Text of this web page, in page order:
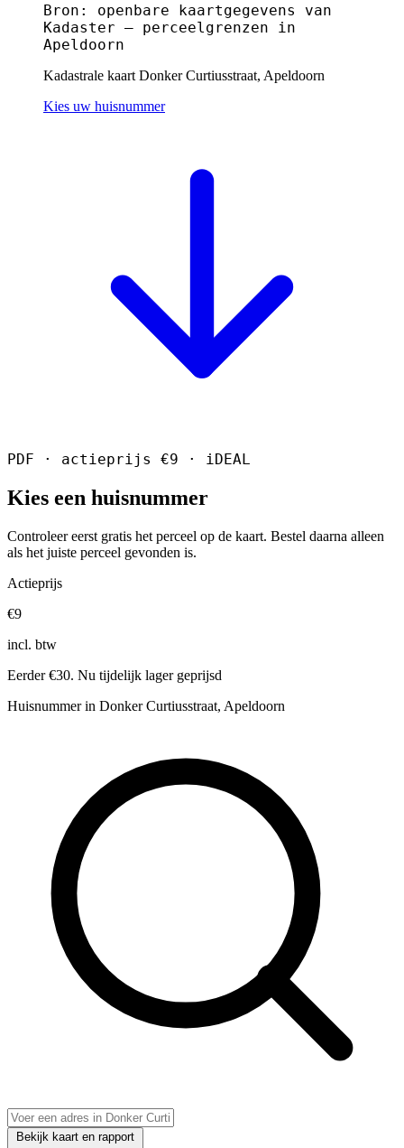
Bron: openbare kaartgegevens van
Kadaster — perceelgrenzen in
Apeldoorn
Kadastrale kaart Donker Curtiusstraat, Apeldoorn
Kies uw huisnummer
PDF · actieprijs €9 · iDEAL
Kies een huisnummer
Controleer eerst gratis het perceel op de kaart. Bestel daarna alleen
als het juiste perceel gevonden is.
Actieprijs
€9
incl. btw
Eerder €30. Nu tijdelijk lager geprijsd
Huisnummer in Donker Curtiusstraat, Apeldoorn
Bekijk kaart en rapport